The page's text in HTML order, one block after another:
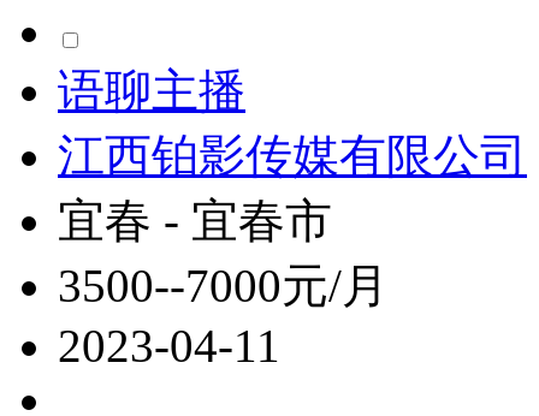
语聊主播
江西铂影传媒有限公司
宜春 - 宜春市
3500--7000元/月
2023-04-11